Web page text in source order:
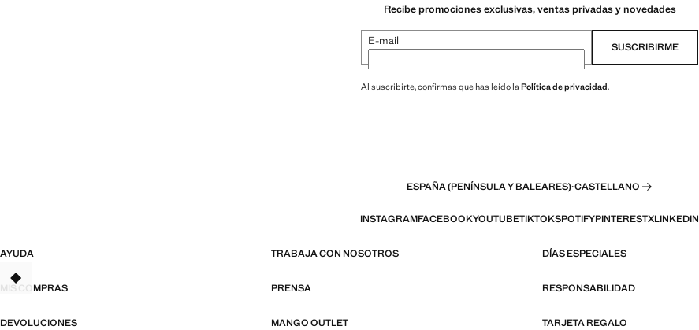
Recibe promociones exclusivas, ventas privadas y novedades
E-mail SUSCRIBIRME
Al suscribirte, confirmas que has leído laPolítica de privacidad.
ESPAÑA (PENÍNSULA Y BALEARES)·CASTELLANO
INSTAGRAMFACEBOOKYOUTUBETIKTOKSPOTIFYPINTERESTXLINKEDIN
AYUDA TRABAJA CON NOSOTROS DÍAS ESPECIALES
MIS COMPRAS PRENSA RESPONSABILIDAD
DEVOLUCIONES MANGO OUTLET TARJETA REGALO